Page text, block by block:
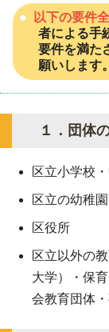
以下の要件
者による手
要件を満た
願いします。
１．団体
区立小学校
区立の幼稚
区役所
区立以外の
大学）・保
会教育団体